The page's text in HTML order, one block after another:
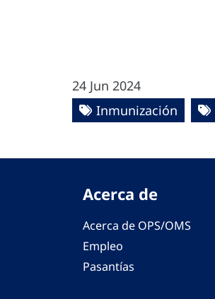
24 Jun 2024
Inmunización
Acerca de
Acerca de OPS/OMS
Empleo
Pasantías